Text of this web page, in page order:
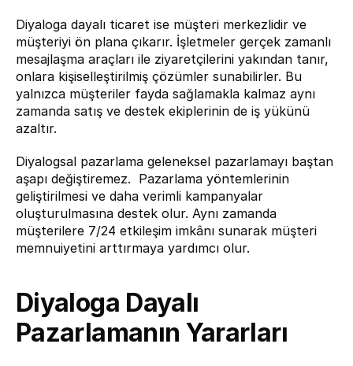
Diyaloga dayalı ticaret ise müşteri merkezlidir ve
müşteriyi ön plana çıkarır. İşletmeler gerçek zamanlı
mesajlaşma araçları ile ziyaretçilerini yakından tanır,
onlara kişiselleştirilmiş çözümler sunabilirler. Bu
yalnızca müşteriler fayda sağlamakla kalmaz aynı
zamanda satış ve destek ekiplerinin de iş yükünü
azaltır.
Diyalogsal pazarlama geleneksel pazarlamayı baştan
aşapı değiştiremez.  Pazarlama yöntemlerinin
geliştirilmesi ve daha verimli kampanyalar
oluşturulmasına destek olur. Aynı zamanda
müşterilere 7/24 etkileşim imkânı sunarak müşteri
memnuiyetini arttırmaya yardımcı olur.
Diyaloga Dayalı
Pazarlamanın Yararları